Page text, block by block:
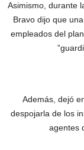
Asimismo, durante
Bravo dijo que
empleados del
Además, dejó
despojarla de los
agentes